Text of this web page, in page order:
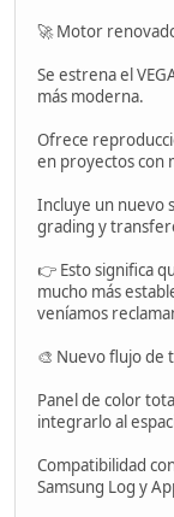
🚀 Motor
Se estrena el
más moderna.
Ofrece
en proyectos con
Incluye un nuevo
grading y
👉 Esto significa
mucho más
veníamos
🎨 Nuevo flujo de
Panel de color
integrarlo al
Compatibilidad
Samsung Log y